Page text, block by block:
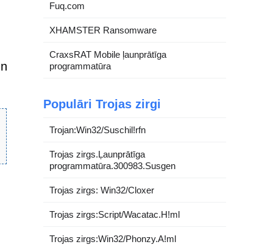
Fuq.com
XHAMSTER Ransomware
CraxsRAT Mobile ļaunprātīga
programmatūra
Populāri Trojas zirgi
Trojan:Win32/Suschil!rfn
Trojas zirgs.Ļaunprātīga
programmatūra.300983.Susgen
Trojas zirgs: Win32/Cloxer
Trojas zirgs:Script/Wacatac.H!ml
Trojas zirgs:Win32/Phonzy.A!ml